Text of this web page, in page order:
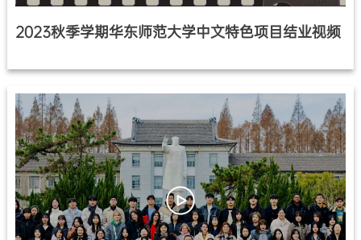
2023秋季学期华东师范大学中文特色项目结业视频